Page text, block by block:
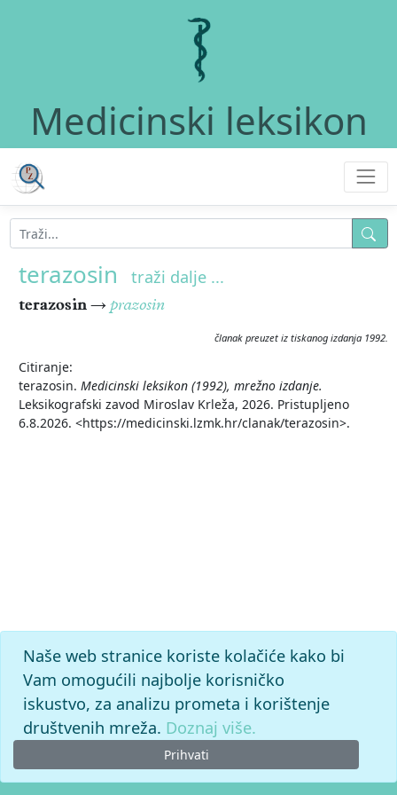
Medicinski leksikon
terazosin traži dalje ...
terazosin → prazosin
članak preuzet iz tiskanog izdanja 1992.
Citiranje:
terazosin. Medicinski leksikon (1992), mrežno izdanje.
Leksikografski zavod Miroslav Krleža, 2026. Pristupljeno
6.8.2026. <https://medicinski.lzmk.hr/clanak/terazosin>.
Naše web stranice koriste kolačiće kako bi
Vam omogućili najbolje korisničko
iskustvo, za analizu prometa i korištenje
društvenih mreža. Doznaj više.
Prihvati
© 2026. -Leksikografski zavodMiroslav Krleža